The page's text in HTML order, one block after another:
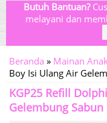
Butuh Bantuan?
melayani dan
Beranda » Mainan
Boy Isi Ulang Air
KGP25 Refill
Gelembung Sabun